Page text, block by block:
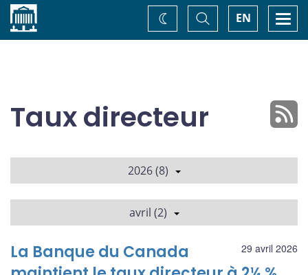
Accueil EN
Basculer
la
recherche
Changez
de
Taux directeur
2026 (8)
avril (2)
29 avril 2026
La Banque du Canada